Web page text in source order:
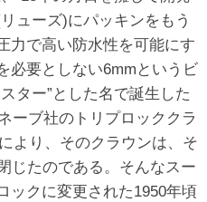
ューズ)にパッキンをもう
力で高い防水性を可能にす
必要としない6mmというビ
ター”とした名で誕生した
ブ社のトリプロッククラ
より、そのクラウンは、そ
じたのである。そんなスー
ックに変更された1950年頃